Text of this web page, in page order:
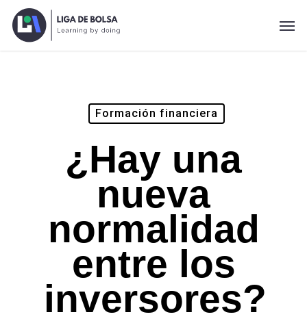
Skip
Formación financiera
¿Hay una
nueva
normalidad
entre los
inversores?